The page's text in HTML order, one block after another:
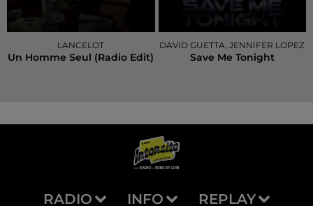
LANCELOT
Un Homme Seul (radio Edit)
DAVID GUETTA, JENNIFER LOPEZ
Save Me Tonight
RADIO INFO REPLAY